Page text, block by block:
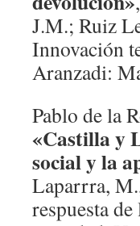
J.M.; Ruiz
Innovación
Aranzadi:
Pablo de la
«Castilla y
social y la
Laparrra,
respuesta